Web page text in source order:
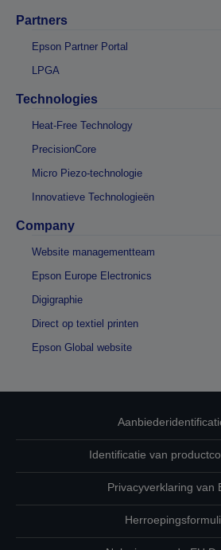
Partners
Epson Partner Portal
LPGA
Technologies
Heat-Free Technology
PrecisionCore
Micro Piezo-technologie
Innovatieve Technologieën
Company
Website managementteam
Epson Europe Electronics
Digigraphie
Direct op textiel printen
Epson Global website
Identificatie van
Privacyverklaring van